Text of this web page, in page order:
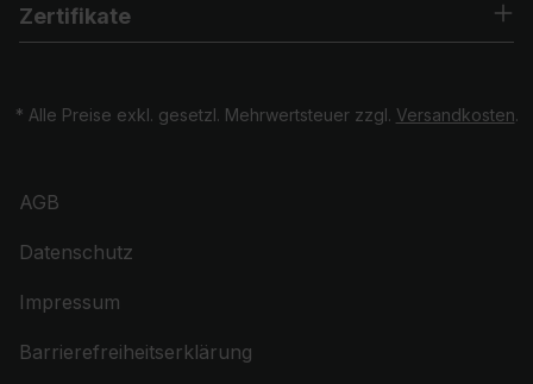
Zertifikate
* Alle Preise exkl. gesetzl. Mehrwertsteuer zzgl. Versandkosten.
AGB
Datenschutz
Impressum
Barrierefreiheitserklärung